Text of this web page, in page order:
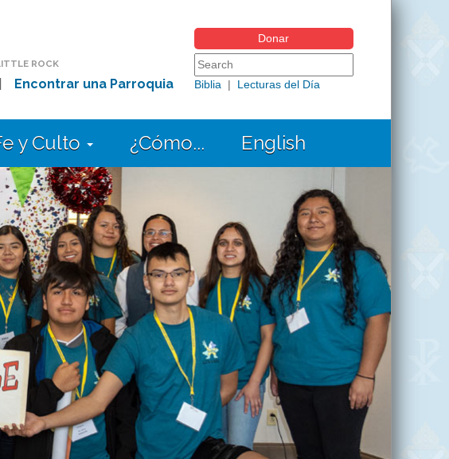
ROCK
Encontrar una Parroquia
Donar
Search form
Search this site
Biblia | Lecturas del Día
y Culto ¿Cómo... English